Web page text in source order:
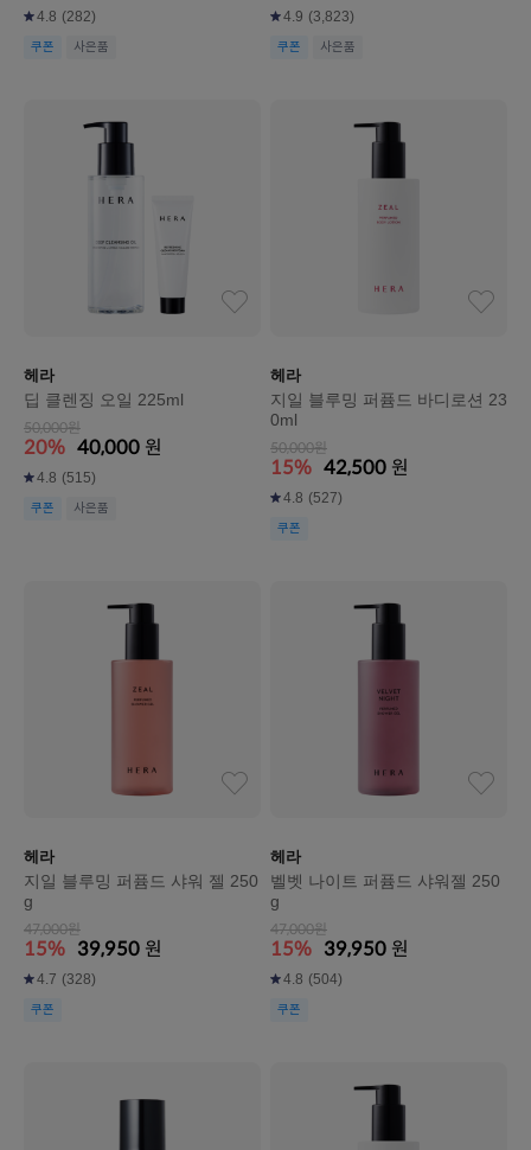
4.8 (282)
쿠폰 사은품
4.9 (3,823)
쿠폰 사은품
헤라
딥 클렌징 오일 225ml
50,000원
20% 40,000 원
4.8 (515)
쿠폰 사은품
헤라
지일 블루밍 퍼퓸드 바디로션 23
0ml
50,000원
15% 42,500 원
4.8 (527)
쿠폰
헤라
지일 블루밍 퍼퓸드 샤워 젤 250
g
47,000원
15% 39,950 원
4.7 (328)
쿠폰
헤라
벨벳 나이트 퍼퓸드 샤워젤 250
g
47,000원
15% 39,950 원
4.8 (504)
쿠폰